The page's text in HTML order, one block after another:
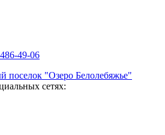
49-06
поселок "Озеро Белолебяжье"
сетях: